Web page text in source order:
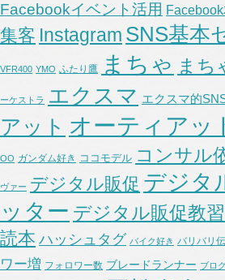
Facebookイベント活用
集客 Instagram SNS基本
VFR400 YMO ふたり鷹 まちゃ まち
ーケストラ エクスマ エクスマ的
アット オーティアッ
OO ガンダム好き ココモデル コンサル
ヴァー デジタル販促 デジタ
ッター デジタル販促教
読本 ハッシュタグ バイク好き バリバリ
ワー増 フォロワー数 ブレードランナー ブロ